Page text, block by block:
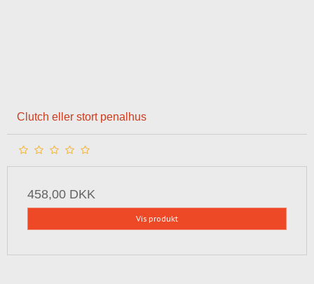
Clutch eller stort penalhus
458,00 DKK
Vis produkt